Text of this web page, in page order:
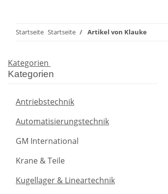
Startseite Startseite Artikel von Klauke
Kategorien
Kategorien
Antriebstechnik
Automatisierungstechnik
GM International
Krane & Teile
Kugellager & Lineartechnik